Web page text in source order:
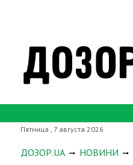
Пятница , 7 августа 2026
ДОЗОР.UA НОВИНИ